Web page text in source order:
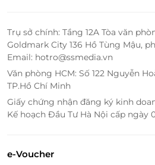
Trụ sở chính: Tầng 12A Tòa văn
Goldmark City 136 Hồ Tùng Mậu,
Email: hotro@ssmedia.vn
Văn phòng HCM: Số 122 Nguyễn
TP.Hồ Chí Minh
Giấy chứng nhận đăng ký kinh
Kế hoạch Đầu Tư Hà Nội cấp ngày
e-Voucher